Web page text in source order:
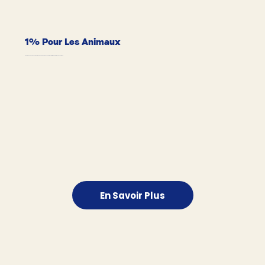
1% Pour Les Animaux
En Savoir Plus